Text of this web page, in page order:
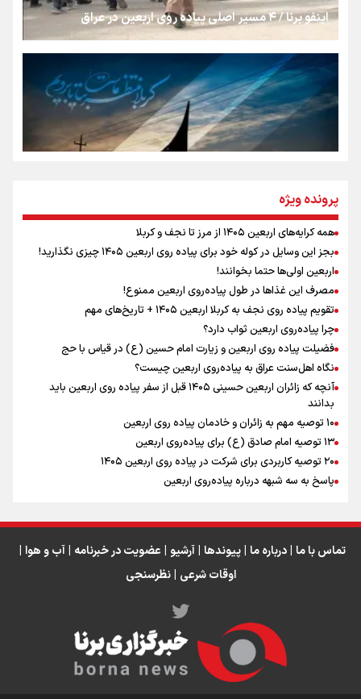
جمله‌ای که بغض چهارماهه را شکست؛ «آهای مردم، آقا از
تهران رفتند»
سه حسرتی که به دلم ماند
نگاه تمدنی رهبر شهید به فضای مجازی
رابطه کارگر و کارفرما در اندیشه رهبر شهید: از تضاد به
زوجیت
اینفو برنا / ۴ مسیر اصلی پیاده روی اربعین در عراق
اینفو برنا / توصیه‌هایی طلایی برای پیاده روی اربعین
اینفو برنا / جدول کامل فاصله مرز شلمچه تا شهرهای زیارتی
عراق
اینفو برنا/ میزان مالیات بر ارزش افزوده چقدر است؟
پرونده ویژه
همه کرایه‌های اربعین ۱۴۰۵ از مرز تا نجف و کربلا
بجز این وسایل در کوله خود برای پیاده روی اربعین ۱۴۰۵ چیزی نگذارید!
اربعین اولی‌ها حتما بخوانند!
مصرف این غذاها در طول پیاده‌روی اربعین ممنوع!
تقویم پیاده روی نجف به کربلا اربعین ۱۴۰۵ + تاریخ‌های مهم
چرا پیاده‌روی اربعین ثواب دارد؟
فضیلت پیاده روی اربعین و زیارت امام حسین (ع) در قیاس با حج
نگاه اهل‌سنت عراق به پیاده‌روی اربعین چیست؟
آنچه که زائران اربعین حسینی ۱۴۰۵ قبل از سفر پیاده روی اربعین باید
بدانند
۱۰ توصیه مهم به زائران و خادمان پیاده روی اربعین
۱۳ توصیه امام صادق (ع) برای پیاده‌روی اربعین
۲۰ توصیه کاربردی برای شرکت در پیاده روی اربعین ۱۴۰۵
پاسخ به سه‌ شبهه درباره پیاده‌روی اربعین
تماس با ما | درباره ما | پیوندها | آرشیو | عضویت در خبرنامه | آب و هوا |
اوقات شرعی | نظرسنجی